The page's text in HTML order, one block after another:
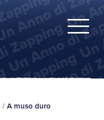
/ A muso duro